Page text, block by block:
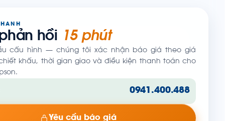
hồi 15 phút
cấu hình — chúng tôi xác nhận báo giá theo giá
khấu, thời gian giao và điều kiện thanh toán cho
0941.400.488
Yêu cầu báo giá